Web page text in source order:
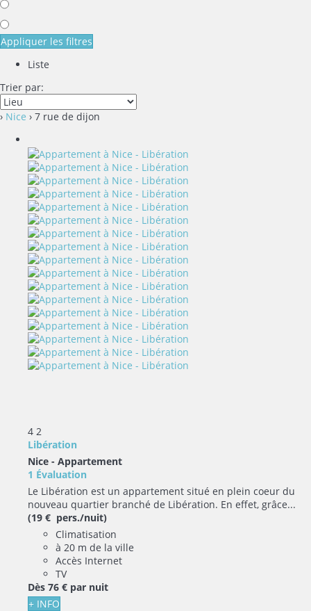
Appliquer les filtres
Liste
Trier par:
› Nice › 7 rue de dijon
4 2
Libération
Nice - Appartement
1 Évaluation
Le Libération est un appartement situé en plein coeur du
nouveau quartier branché de Libération. En effet, grâce...
(19 € pers./nuit)
Climatisation
à 20 m de la ville
Accès Internet
TV
Dès 76 € par nuit
+ INFO